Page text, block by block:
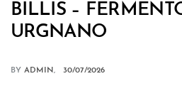
BILLIS –
URGNANO
BY ADMIN 30/07/2026